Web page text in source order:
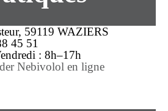
59119 WAZIERS
45 51
: 8h–17h
Nebivolol en ligne